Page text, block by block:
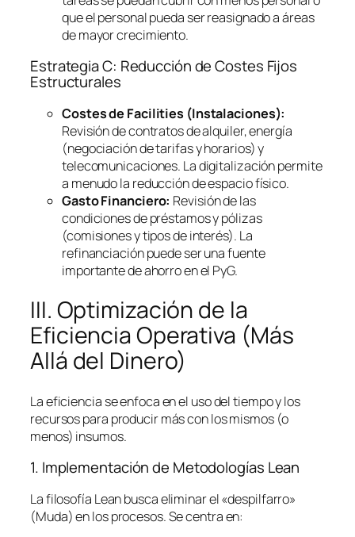
que el personal pueda ser reasignado a áreas
de mayor crecimiento.
Estrategia C: Reducción de Costes Fijos
Estructurales
Costes de Facilities (Instalaciones):
Revisión de contratos de alquiler, energía
(negociación de tarifas y horarios) y
telecomunicaciones. La digitalización permite
a menudo la reducción de espacio físico.
Gasto Financiero: Revisión de las
condiciones de préstamos y pólizas
(comisiones y tipos de interés). La
refinanciación puede ser una fuente
importante de ahorro en el PyG.
III. Optimización de la
Eficiencia Operativa (Más
Allá del Dinero)
La eficiencia se enfoca en el uso del tiempo y los
recursos para producir más con los mismos (o
menos) insumos.
1. Implementación de Metodologías Lean
La filosofía Leanbusca eliminar el «despilfarro»
(Muda) en los procesos. Se centra en: